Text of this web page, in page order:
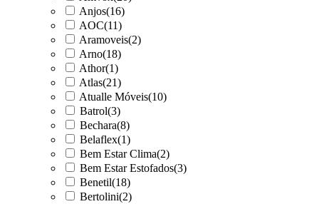
Anjos(16)
AOC(11)
Aramoveis(2)
Arno(18)
Athor(1)
Atlas(21)
Atualle Móveis(10)
Batrol(3)
Bechara(8)
Belaflex(1)
Bem Estar Clima(2)
Bem Estar Estofados(3)
Benetil(18)
Bertolini(2)